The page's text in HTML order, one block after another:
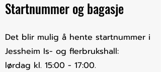
Startnummer og bagasje
Det blir mulig å hente startnummer i
Jessheim Is- og flerbrukshall:
lørdag kl. 15:00 - 17:00.